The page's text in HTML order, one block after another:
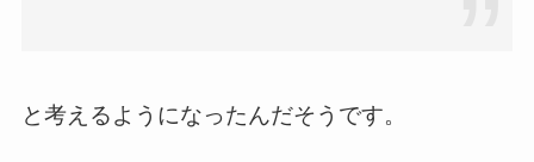
と考えるようになったんだそうです。